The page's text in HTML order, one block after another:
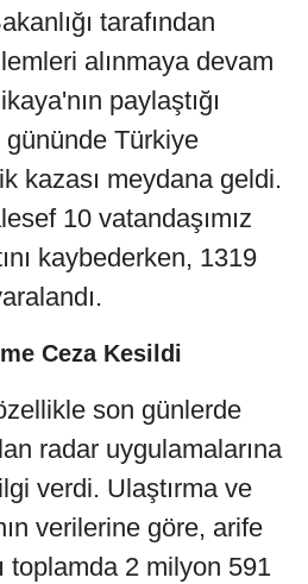
tarafından
alınmaya devam
paylaştığı
Türkiye
kazası meydana geldi.
10 vatandaşımız
kaybederken, 1319
Ceza Kesildi
son günlerde
radar uygulamalarına
verdi. Ulaştırma ve
verilerine göre, arife
toplamda 2 milyon 591